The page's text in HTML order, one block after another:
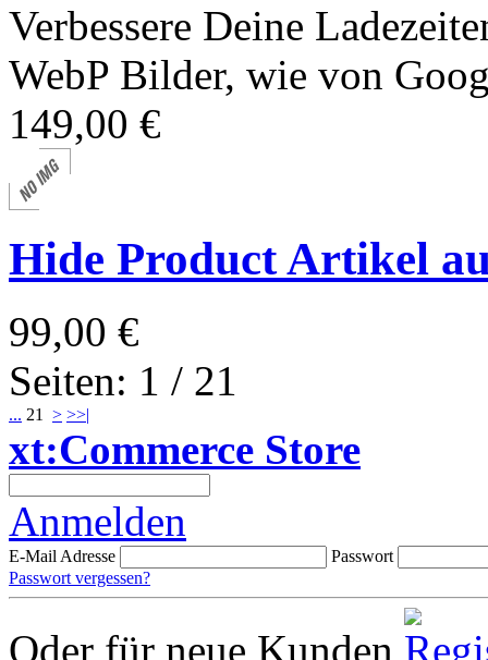
Verbessere Deine
WebP Bilder, wie von
149,00 €
Hide Product Artikel
99,00 €
Seiten: 1 / 21
... 21 > >>|
xt:Commerce Store
Anmelden
E-Mail Adresse
Passwort
Passwort vergessen?
Oder für neue Kunden